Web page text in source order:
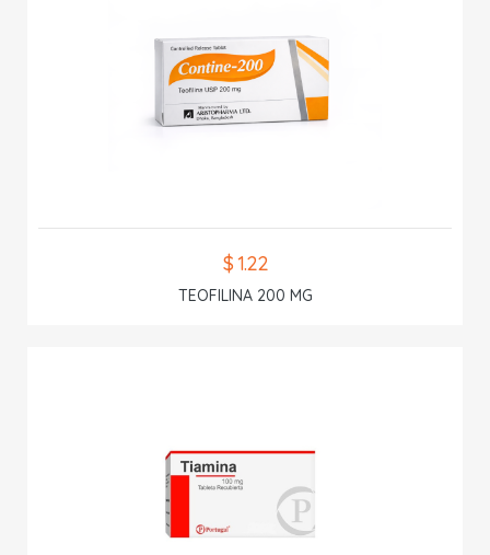
$ 1.22
TEOFILINA 200 MG